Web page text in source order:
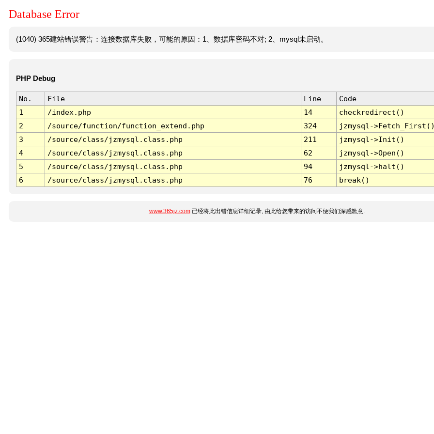
Database Error
(1040) 365建站错误警告：连接数据库失败，可能的原因：1、数据库密码不对; 2、mysql未启动。
PHP Debug
No. File Line
Code
1
/index.php 14
checkredirect()
2
/source/function/function_extend.php 324
jzmysql-
3
/source/class/jzmysql.class.php 211
jzmysql->Init()
4
/source/class/jzmysql.class.php 62
jzmysql->Open()
5
/source/class/jzmysql.class.php 94
jzmysql->halt()
6
/source/class/jzmysql.class.php 76 break()
www.365jz.com已经将此出错信息详细记录, 由此给您带来的访问不便我们深感歉意.